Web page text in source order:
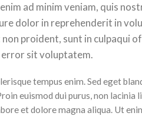
ad minim veniam, quis
dolor in reprehenderit in
proident, sunt in culpaqui
error sit voluptatem.
tempus enim. Sed eget
euismod dui purus, non
et dolore magna aliqua. Ut